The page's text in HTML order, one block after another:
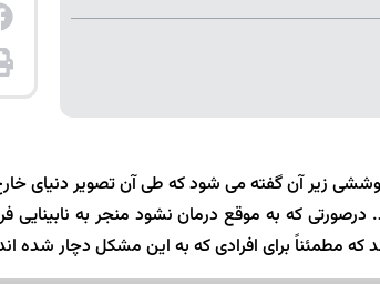
زیر آن گفته می شود که طی آن تصویر دنیای
درصورتی که به موقع درمان نشود منجر به
که مطمئناً برای افرادی که به این مشکل دچار شده